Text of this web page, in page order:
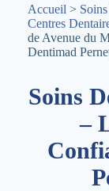
Accueil >
Centres
de Avenue du
Dentimad
Soins
–